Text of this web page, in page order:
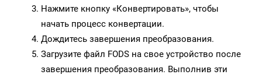
Нажмите кнопку «Конвертировать», чтобы
начать процесс конвертации.
Дождитесь завершения преобразования.
Загрузите файл FODS на свое устройство после
завершения преобразования. Выполнив эти